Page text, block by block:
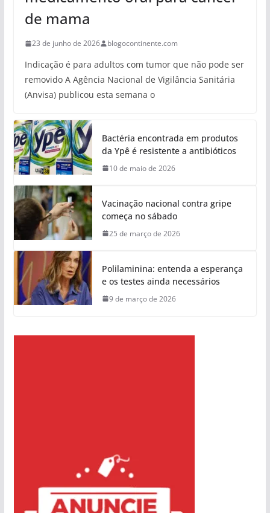
de mama
23 de junho de 2026 blogocontinente.com
Indicação é para adultos com tumor que não pode ser
removido A Agência Nacional de Vigilância Sanitária
(Anvisa) publicou esta semana o
Bactéria encontrada em produtos
da Ypê é resistente a antibióticos
10 de maio de 2026
Vacinação nacional contra gripe
começa no sábado
25 de março de 2026
Polilaminina: entenda a esperança
e os testes ainda necessários
9 de março de 2026